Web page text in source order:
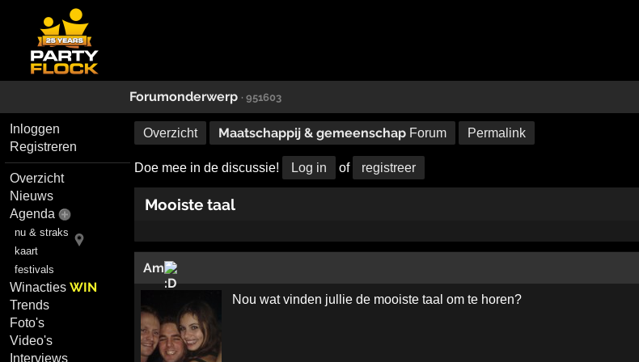
Forumonderwerp · 951603
Inloggen
Registreren
Overzicht
Nieuws
Agenda
nu & straks
kaart
festivals
WinactiesWIN
Trends
Foto's
Video's
Interviews
Overzicht Maatschappij & gemeenschap Forum Permalink
Doe mee in de discussie! Log in of registreer
Mooiste taal
Am
Nou wat vinden jullie de mooiste taal om te horen?